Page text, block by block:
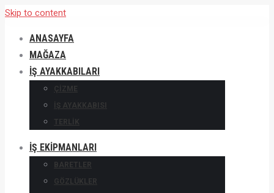
Skip to content
ANASAYFA
MAĞAZA
İŞ AYAKKABILARI
ÇIZME
IŞ AYAKKABISI
TERLIK
İŞ EKIPMANLARI
BARETLER
GÖZLÜKLER